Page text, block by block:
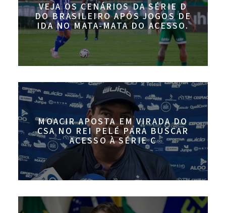
VEJA OS CENÁRIOS DA SÉRIE D
DO BRASILEIRO APÓS JOGOS DE
IDA NO MATA-MATA DO ACESSO.
MOACIR APOSTA EM VIRADA DO
CSA NO REI PELÉ PARA BUSCAR
ACESSO À SÉRIE C